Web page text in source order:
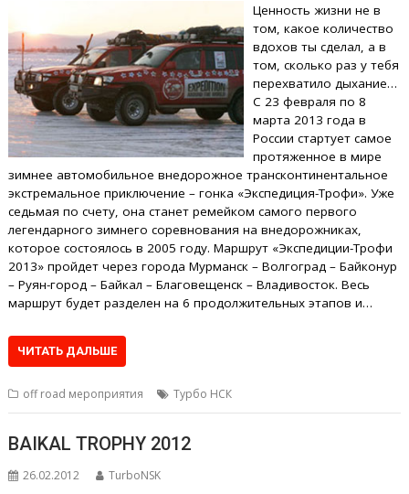
Ценность жизни не в
том, какое количество
вдохов ты сделал, а в
том, сколько раз у тебя
перехватило дыхание…
С 23 февраля по 8
марта 2013 года в
России стартует самое
протяженное в мире
зимнее автомобильное внедорожное трансконтинентальное
экстремальное приключение – гонка «Экспедиция-Трофи». Уже
седьмая по счету, она станет ремейком самого первого
легендарного зимнего соревнования на внедорожниках,
которое состоялось в 2005 году. Маршрут «Экспедиции-Трофи
2013» пройдет через города Мурманск – Волгоград – Байконур
– Руян-город – Байкал – Благовещенск – Владивосток. Весь
маршрут будет разделен на 6 продолжительных этапов и…
ЧИТАТЬ ДАЛЬШЕ
off road мероприятия Турбо НСК
BAIKAL TROPHY 2012
26.02.2012 TurboNSK